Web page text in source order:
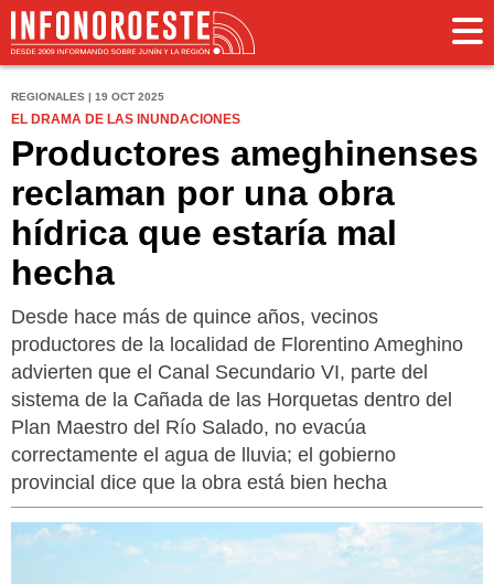
REGIONALES | 19 OCT 2025
EL DRAMA DE LAS INUNDACIONES
Productores ameghinenses
reclaman por una obra
hídrica que estaría mal
hecha
Desde hace más de quince años, vecinos
productores de la localidad de Florentino Ameghino
advierten que el Canal Secundario VI, parte del
sistema de la Cañada de las Horquetas dentro del
Plan Maestro del Río Salado, no evacúa
correctamente el agua de lluvia; el gobierno
provincial dice que la obra está bien hecha